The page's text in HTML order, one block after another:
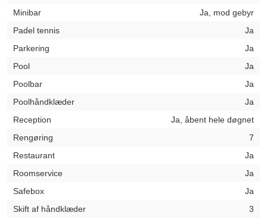
Minibar
Ja, mod gebyr
Padel tennis
Ja
Parkering
Ja
Pool
Ja
Poolbar
Ja
Poolhåndklæder
Ja
Reception
Ja, åbent hele døgnet
Rengøring
7
Restaurant
Ja
Roomservice
Ja
Safebox
Ja
Skift af håndklæder
3